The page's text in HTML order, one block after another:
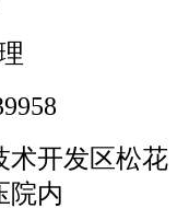
开发区松花
院内